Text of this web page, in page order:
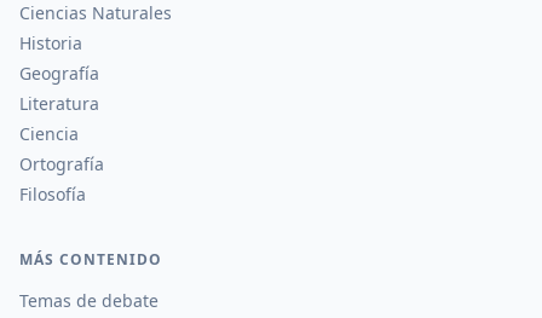
Ciencias Naturales
Historia
Geografía
Literatura
Ciencia
Ortografía
Filosofía
MÁS CONTENIDO
Temas de debate